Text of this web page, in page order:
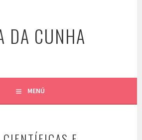
DA CUNHA
MENÚ